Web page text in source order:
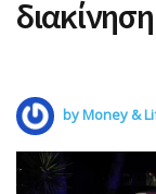
byMoney &